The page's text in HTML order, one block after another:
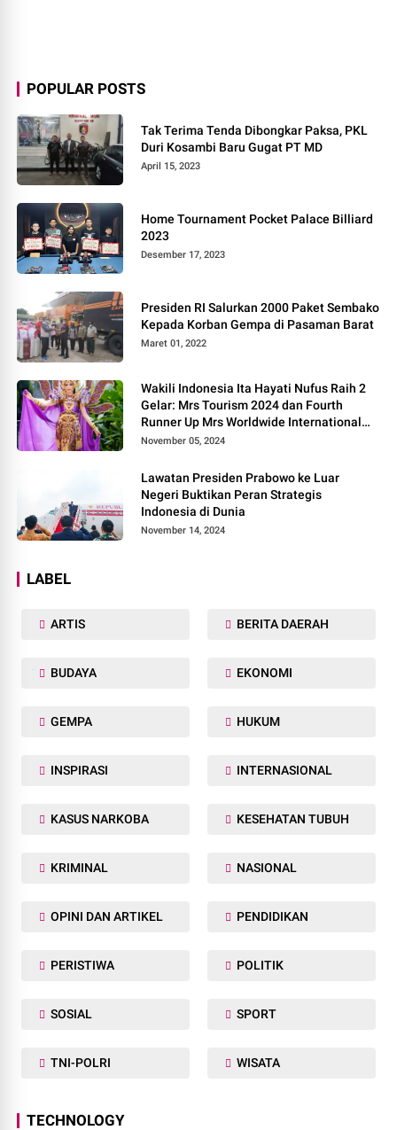
POPULAR POSTS
Tak Terima Tenda Dibongkar Paksa, PKL
Duri Kosambi Baru Gugat PT MD
April 15, 2023
Home Tournament Pocket Palace Billiard
2023
Desember 17, 2023
Presiden RI Salurkan 2000 Paket Sembako
Kepada Korban Gempa di Pasaman Barat
Maret 01, 2022
Wakili Indonesia Ita Hayati Nufus Raih 2
Gelar: Mrs Tourism 2024 dan Fourth
Runner Up Mrs Worldwide International
2024, di Pemilihan Mrs Worldwide 2024
November 05, 2024
Lawatan Presiden Prabowo ke Luar
Negeri Buktikan Peran Strategis
Indonesia di Dunia
November 14, 2024
LABEL
ARTIS BERITA DAERAH
BUDAYA EKONOMI
GEMPA HUKUM
INSPIRASI INTERNASIONAL
KASUS NARKOBA KESEHATAN TUBUH
KRIMINAL NASIONAL
OPINI DAN ARTIKEL PENDIDIKAN
PERISTIWA POLITIK
SOSIAL SPORT
TNI-POLRI WISATA
TECHNOLOGY